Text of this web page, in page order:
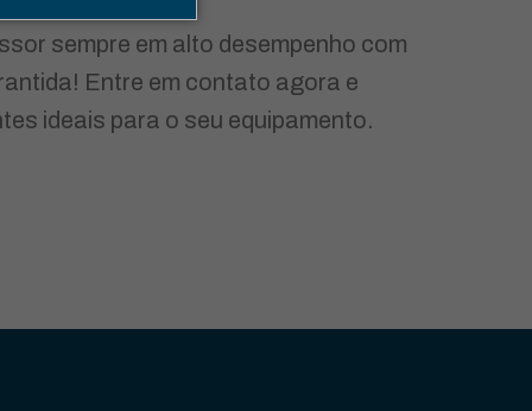
sempre em alto desempenho com
Entre em contato agora e
ideais para o seu equipamento.